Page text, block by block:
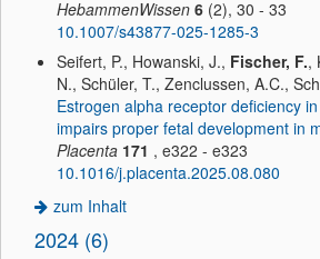
HebammenWissen 6 (2), 30 - 33
10.1007/s43877-025-1285-3
Seifert, P., Howanski, J., Fischer, F.,
N., Schüler, T., Zenclussen, A.C.,
Estrogen alpha receptor deficiency
impairs proper fetal development in
Placenta 171 , e322 - e323
10.1016/j.placenta.2025.08.080
zum Inhalt
2024 (6)